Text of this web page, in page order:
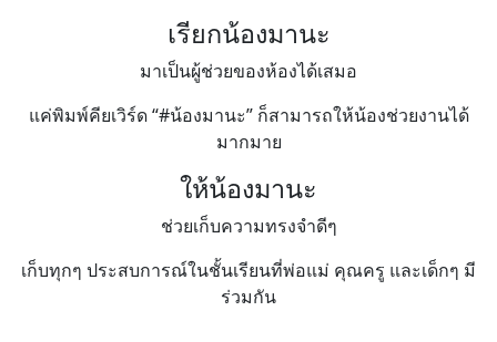
เรียกน้องมานะ
มาเป็นผู้ช่วยของห้องได้เสมอ
แค่พิมพ์คียเวิร์ด “#น้องมานะ” ก็สามารถให้น้องช่วยงานได้
มากมาย
ให้น้องมานะ
ช่วยเก็บความทรงจำดีๆ
เก็บทุกๆ ประสบการณ์ในชั้นเรียนที่พ่อแม่ คุณครู และเด็กๆ มี
ร่วมกัน